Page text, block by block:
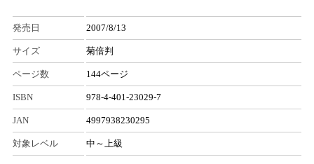
発売日 2007/8/13
サイズ 菊倍判
ページ数 144ページ
ISBN 978-4-401-23029-7
JAN 4997938230295
対象レベル 中～上級